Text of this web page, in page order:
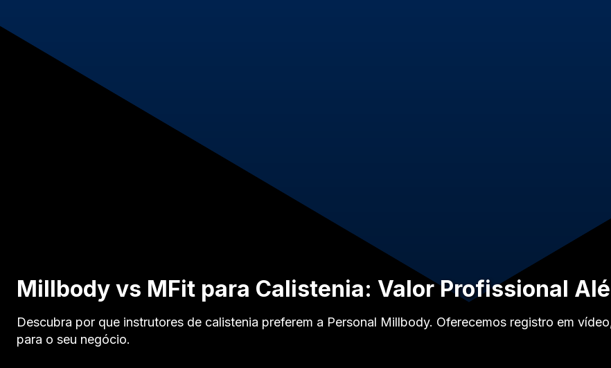
Millbody vs MFit para Calistenia: Valor Profissional
Descubra por que instrutores de calistenia preferem a Personal Millbody. Oferecemos registro em
para o seu negócio.